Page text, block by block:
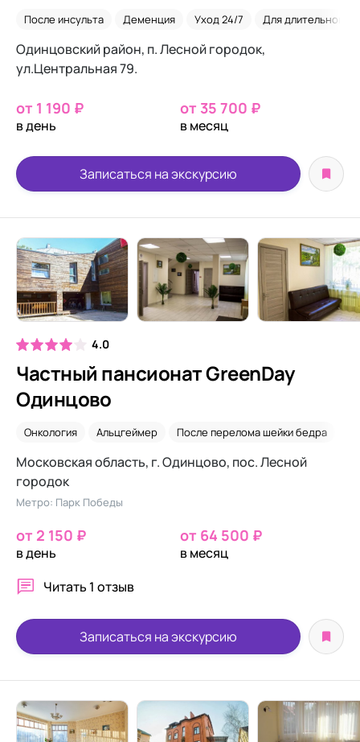
После инсульта Деменция Уход 24/7 Для длительного
Одинцовский район, п. Лесной городок,
ул.Центральная 79.
от 1 190 ₽
в день
от 35 700 ₽
в месяц
Записаться на экскурсию
4.0
Частный пансионат GreenDay
Одинцово
Онкология Альцгеймер После перелома шейки бедра
Московская область, г. Одинцово, пос. Лесной
городок
Метро: Парк Победы
от 2 150 ₽
в день
от 64 500 ₽
в месяц
Читать 1 отзыв
Записаться на экскурсию